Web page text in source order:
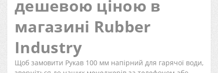
дешевою ціною в
магазині Rubber
Industry
Щоб замовити Рукав 100 мм напірний для гарячої води,